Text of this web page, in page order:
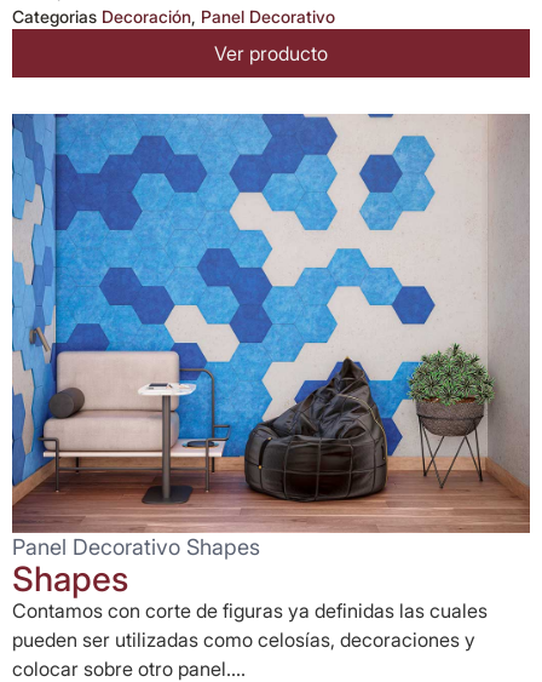
Categorias Decoración, Panel Decorativo
Ver producto
Panel Decorativo Shapes
Shapes
Contamos con corte de figuras ya definidas las cuales
pueden ser utilizadas como celosías, decoraciones y
colocar sobre otro panel....